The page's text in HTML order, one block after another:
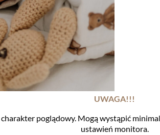
UWAGA!!!
poglądowy. Mogą wystąpić
ustawień monitora.